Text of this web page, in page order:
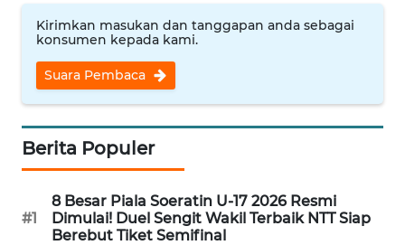
Kirimkan masukan dan tanggapan anda sebagai
konsumen kepada kami.
Suara Pembaca
Berita Populer
#1
8 Besar Piala Soeratin U-17 2026 Resmi
Dimulai! Duel Sengit Wakil Terbaik NTT Siap
Berebut Tiket Semifinal
WN
PAPUA
WN
WN
SERAMBI